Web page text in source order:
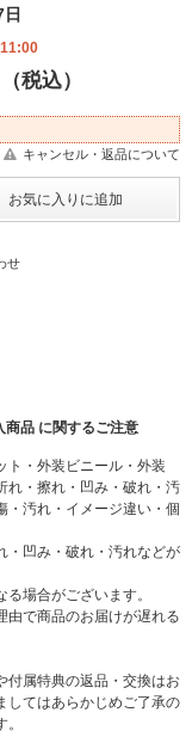
税込）
キャンセル・返品について
せ
商品 に関するご注意
・外装ビニール・外装
れ・擦れ・凹み・破れ・汚
・汚れ・イメージ違い・個
・凹み・破れ・汚れなどが
場合がございます。
で商品のお届けが遅れる
付属特典の返品・交換はお
してはあらかじめご了承の